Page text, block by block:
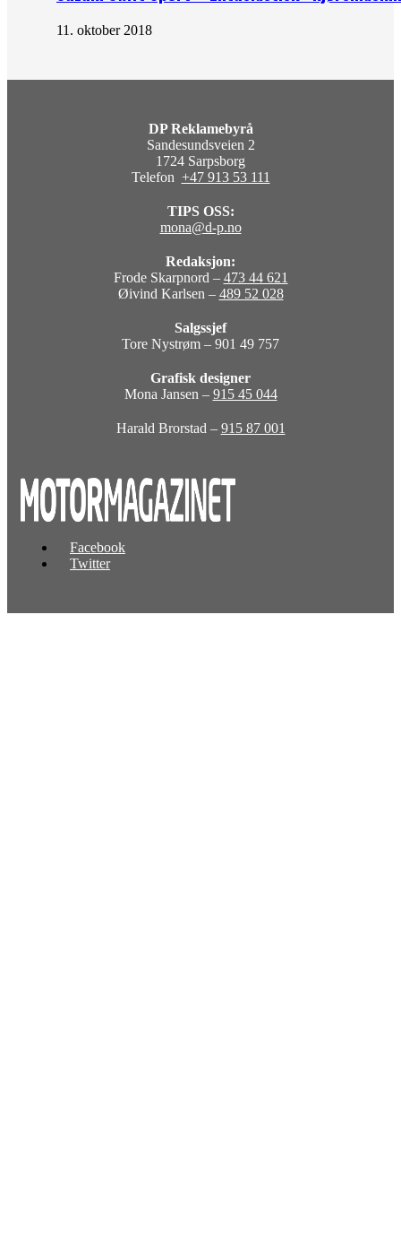
11. oktober 2018
DP Reklamebyrå
Sandesundsveien 2
1724 Sarpsborg
Telefon +47 913 53 111
TIPS OSS:
mona@d-p.no
Redaksjon:
Frode Skarpnord – 473 44 621
Øivind Karlsen – 489 52 028
Salgssjef
Tore Nystrøm – 901 49 757
Grafisk designer
Mona Jansen – 915 45 044
Harald Brorstad – 915 87 001
Facebook
Twitter